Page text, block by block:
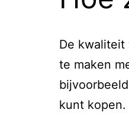
De
te maken
kunt kopen.